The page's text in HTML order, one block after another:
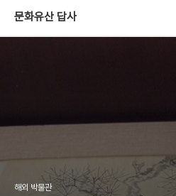
문화유산 답사
해외 박물관